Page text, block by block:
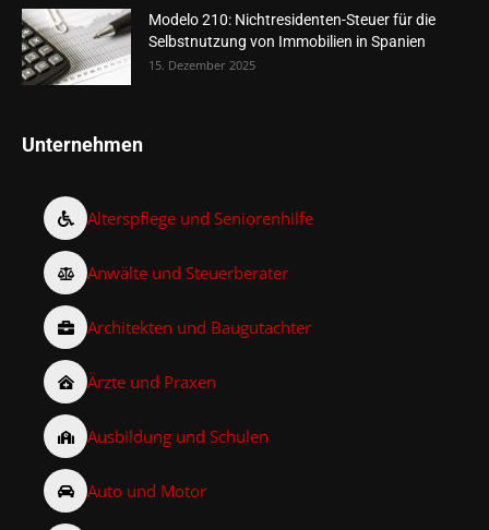
Modelo 210: Nichtresidenten-Steuer für die
Selbstnutzung von Immobilien in Spanien
15. Dezember 2025
Unternehmen
Alterspflege und Seniorenhilfe
Anwälte und Steuerberater
Architekten und Baugutachter
Ärzte und Praxen
Ausbildung und Schulen
Auto und Motor